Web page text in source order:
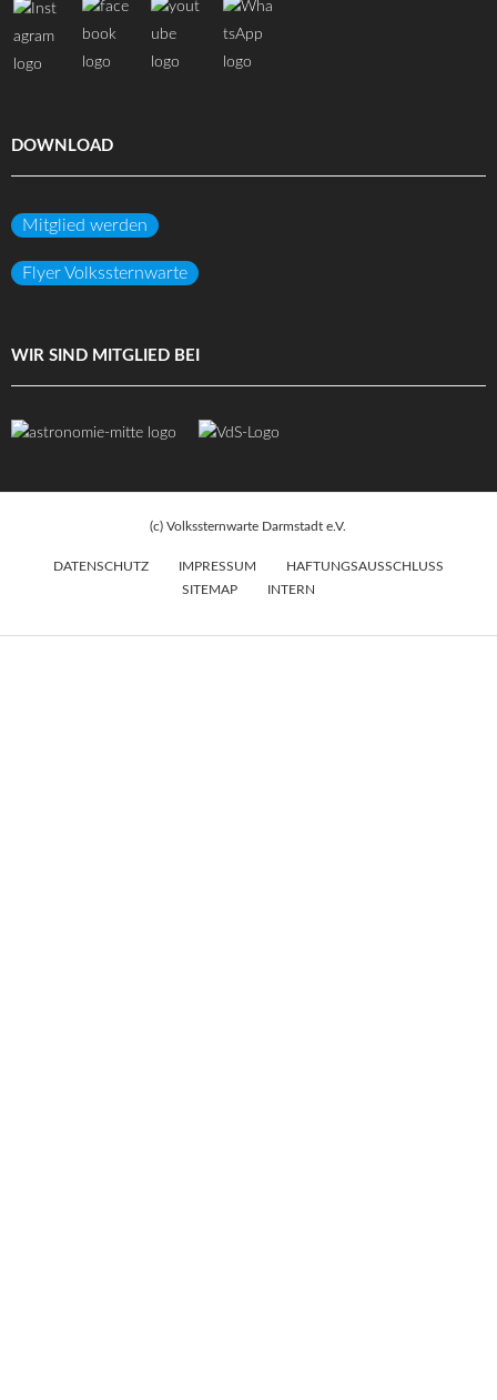
DOWNLOAD
Mitglied werden
Flyer Volkssternwarte
WIR SIND MITGLIED BEI
(c) Volkssternwarte Darmstadt e.V.
DATENSCHUTZ IMPRESSUM
HAFTUNGSAUSSCHLUSS
SITEMAP
INTERN